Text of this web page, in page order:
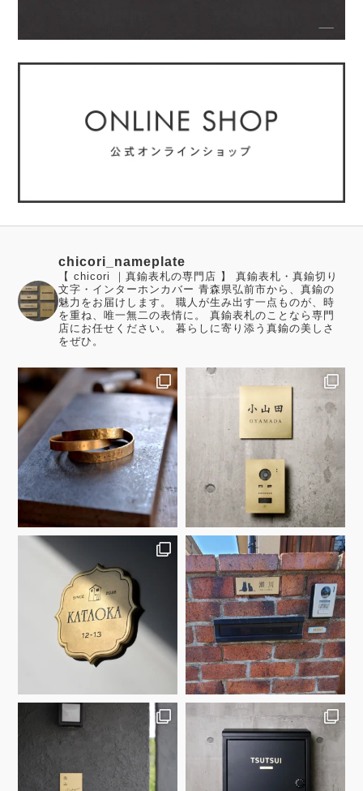
chicori_nameplate
【 chicori ｜真鍮表札の専門店 】 真鍮表札・真鍮切り
文字・インターホンカバー 青森県弘前市から、真鍮の
魅力をお届けします。 職人が生み出す一点ものが、時
を重ね、唯一無二の表情に。 真鍮表札のことなら専門
店にお任せください。 暮らしに寄り添う真鍮の美しさ
をぜひ。